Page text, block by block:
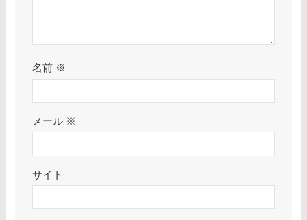
名前 ※
メール ※
サイト